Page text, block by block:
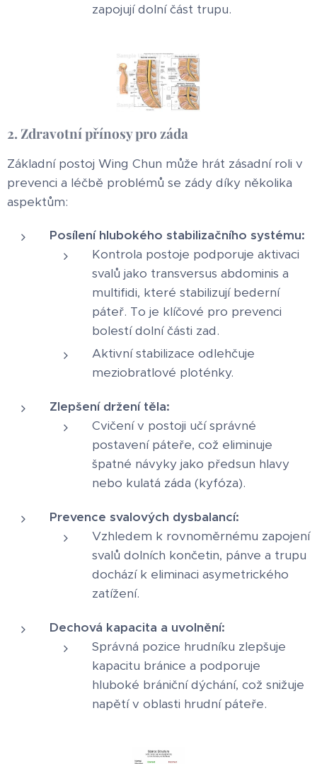
zapojují dolní část trupu.
2. Zdravotní přínosy pro záda
Základní postoj Wing Chun může hrát zásadní roli v
prevenci a léčbě problémů se zády díky několika
aspektům:
Posílení hlubokého stabilizačního systému:
Kontrola postoje podporuje aktivaci
svalů jako transversus abdominis a
multifidi, které stabilizují bederní
páteř. To je klíčové pro prevenci
bolestí dolní části zad.
Aktivní stabilizace odlehčuje
meziobratlové ploténky.
Zlepšení držení těla:
Cvičení v postoji učí správné
postavení páteře, což eliminuje
špatné návyky jako předsun hlavy
nebo kulatá záda (kyfóza).
Prevence svalových dysbalancí:
Vzhledem k rovnoměrnému zapojení
svalů dolních končetin, pánve a trupu
dochází k eliminaci asymetrického
zatížení.
Dechová kapacita a uvolnění:
Správná pozice hrudníku zlepšuje
kapacitu bránice a podporuje
hluboké brániční dýchání, což snižuje
napětí v oblasti hrudní páteře.